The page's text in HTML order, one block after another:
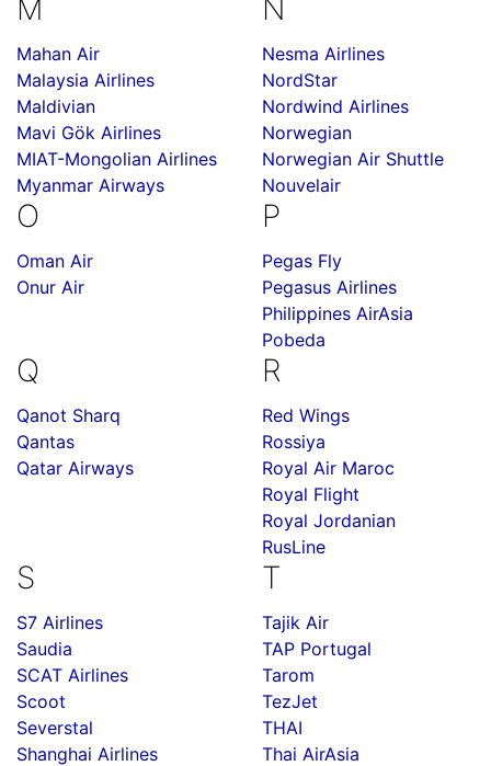
M
Mahan Air
Malaysia Airlines
Maldivian
Mavi Gök Airlines
MIAT-Mongolian Airlines
Myanmar Airways
N
Nesma Airlines
NordStar
Nordwind Airlines
Norwegian
Norwegian Air Shuttle
Nouvelair
O
Oman Air
Onur Air
P
Pegas Fly
Pegasus Airlines
Philippines AirAsia
Pobeda
Q
Qanot Sharq
Qantas
Qatar Airways
R
Red Wings
Rossiya
Royal Air Maroc
Royal Flight
Royal Jordanian
RusLine
S
S7 Airlines
Saudia
SCAT Airlines
Scoot
Severstal
Shanghai Airlines
T
Tajik Air
TAP Portugal
Tarom
TezJet
THAI
Thai AirAsia